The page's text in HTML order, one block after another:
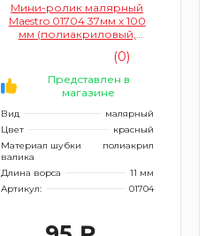
Мини-ролик малярный
Maestro 01704 37мм х 100
мм (полиакриловый,
(0)
Представлен в
магазине
Вид
малярный
Цвет
красный
Материал шубки
валика
полиакрил
Длина ворса
11 мм
Артикул:
01704